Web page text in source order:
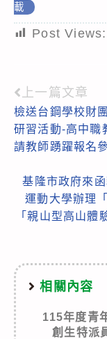
載
Post Views:
Read
more
articles
上一篇文章
檢送台鋼學校財
研習活動-高中職
請教師踴躍報名
基隆市政府來
運動大學辦理
「親山型高山體
相關內容
115年度青
創生特派